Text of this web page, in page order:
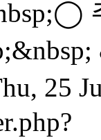
25